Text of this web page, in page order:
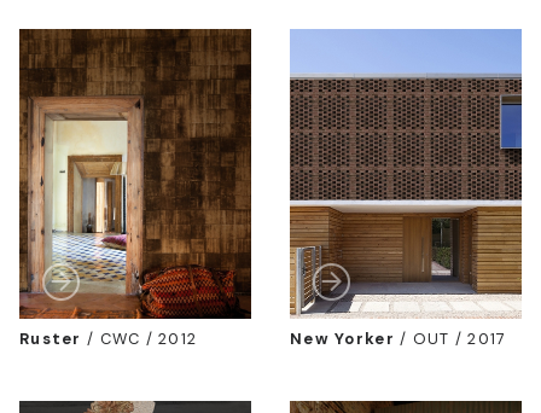
Ruster / CWC / 2012 New Yorker / OUT / 2017